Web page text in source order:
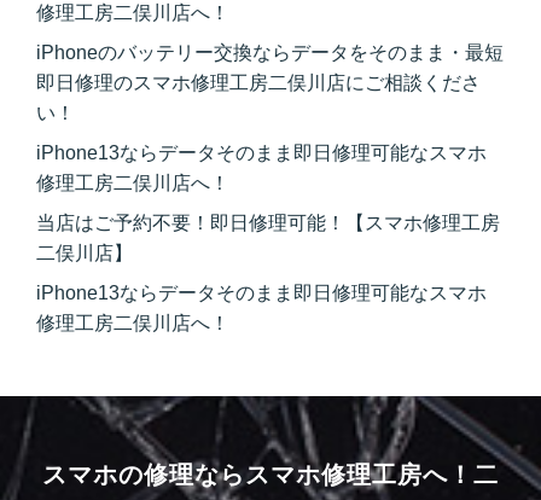
修理工房二俣川店へ！
iPhoneのバッテリー交換ならデータをそのまま・最短
即日修理のスマホ修理工房二俣川店にご相談くださ
い！
iPhone13ならデータそのまま即日修理可能なスマホ
修理工房二俣川店へ！
当店はご予約不要！即日修理可能！【スマホ修理工房
二俣川店】
iPhone13ならデータそのまま即日修理可能なスマホ
修理工房二俣川店へ！
スマホの修理ならスマホ修理工房へ！ 二